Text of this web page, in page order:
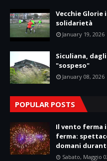
Vecchie Glorie
solidarietà
January 19, 2026
Siculiana,
"sospeso"
January 08, 2026
POPULAR POSTS
Il vento ferma
ferma:
domani
Sabato, Maggio